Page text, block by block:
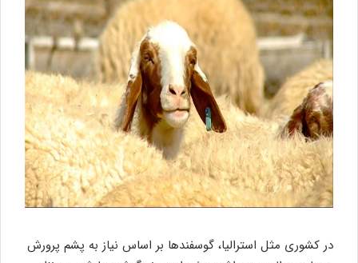
در کشوری مثل استرالیا، گوسفندها بر اساس نیاز به پشم پرورش